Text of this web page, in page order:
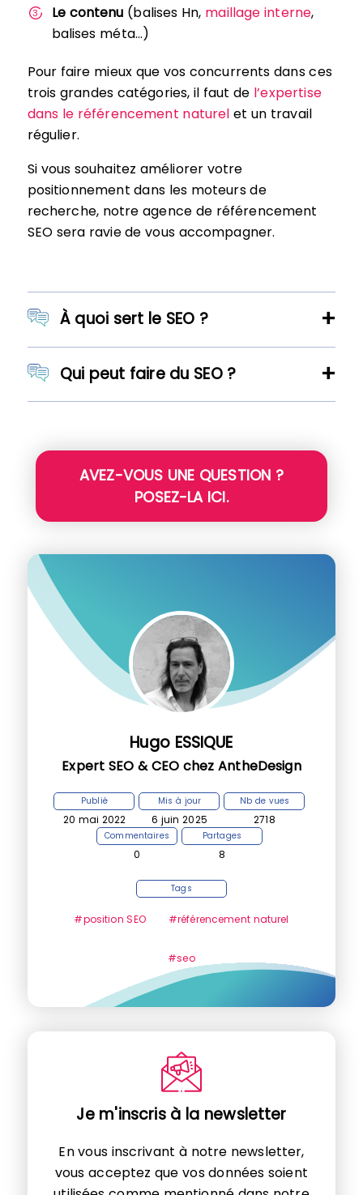
Le contenu (balises Hn, maillage interne,
balises méta…)
Pour faire mieux que vos concurrents dans ces
trois grandes catégories, il faut de l’expertise
dans le référencement naturel et un travail
régulier.
Si vous souhaitez améliorer votre
positionnement dans les moteurs de
recherche, notre agence de référencement
SEO sera ravie de vous accompagner.
À quoi sert le SEO ?
Qui peut faire du SEO ?
AVEZ-VOUS UNE QUESTION ?
POSEZ-LA ICI.
Hugo ESSIQUE
Expert SEO & CEO chez AntheDesign
Publié
20 mai 2022
Mis à jour
6 juin 2025
Nb de vues
2718
Commentaires
0
Partages
8
Tags
#position SEO #référencement naturel
#seo
Je m'inscris à la newsletter
En vous inscrivant à notre newsletter,
vous acceptez que vos données soient